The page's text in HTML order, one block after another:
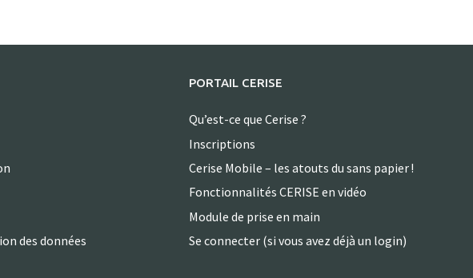
des données
PORTAIL CERISE
Qu’est-ce que Cerise ?
Inscriptions
Cerise Mobile – les atouts du sans papier !
Fonctionnalités CERISE en vidéo
Module de prise en main
Se connecter (si vous avez déjà un login)